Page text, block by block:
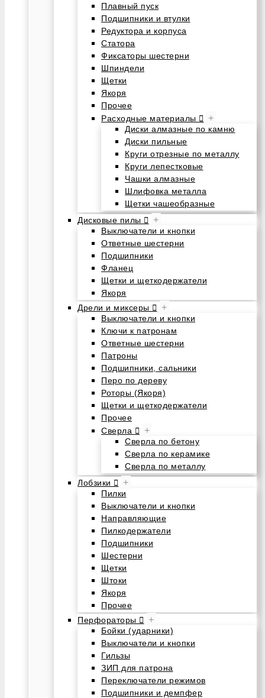
Плавный пуск
Подшипники и втулки
Редуктора и корпуса
Статора
Фиксаторы шестерни
Шпиндели
Щетки
Якоря
Прочее
Расходные материалы
+
Диски алмазные по камню
Диски пильные
Круги отрезные по металлу
Круги лепестковые
Чашки алмазные
Шлифовка металла
Щетки чашеобразные
Дисковые пилы
+
Выключатели и кнопки
Ответные шестерни
Подшипники
Фланец
Щетки и щеткодержатели
Якоря
Дрели и миксеры
+
Выключатели и кнопки
Ключи к патронам
Ответные шестерни
Патроны
Подшипники, сальники
Перо по дереву
Роторы (Якоря)
Щетки и щеткодержатели
Прочее
Сверла
+
Сверла по бетону
Сверла по керамике
Сверла по металлу
Лобзики
+
Пилки
Выключатели и кнопки
Направляющие
Пилкодержатели
Подшипники
Шестерни
Щетки
Штоки
Якоря
Прочее
Перфораторы
+
Бойки (ударники)
Выключатели и кнопки
Гильзы
ЗИП для патрона
Переключатели режимов
Подшипники и демпфер